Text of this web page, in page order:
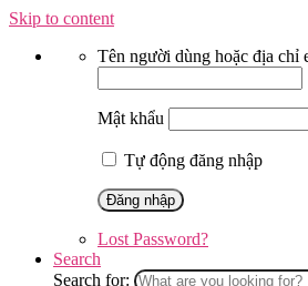
Skip to content
Tên người dùng hoặc địa chỉ
Mật khẩu
Tự động đăng nhập
Lost Password?
Search
Search for: